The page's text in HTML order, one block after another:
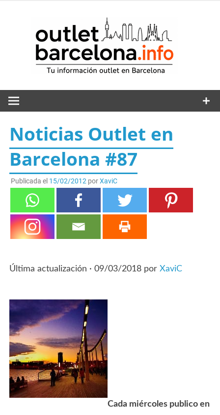
Noticias Outlet en
Barcelona #87
Publicada el 15/02/2012porXaviC
Última actualización · 09/03/2018 porXaviC
Cada miércoles publico en